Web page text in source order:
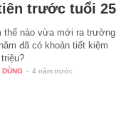
trước tuổi 25
thế nào vừa mới ra trường
đã có khoản tiết kiệm
DÙNG - 4 năm trước